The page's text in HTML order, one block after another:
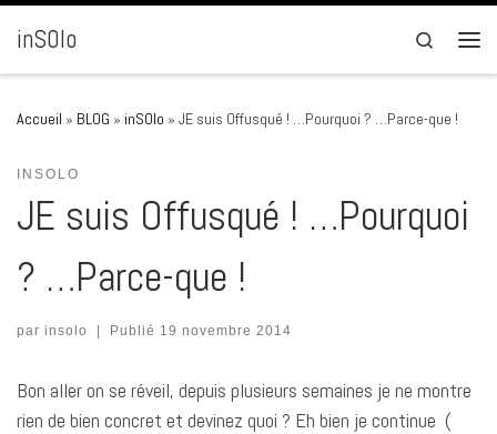
Passer au contenu
inSOlo
Search
Accueil » BLOG » inSOlo » JE suis Offusqué ! …Pourquoi ? …Parce-que !
INSOLO
JE suis Offusqué ! …Pourquoi
? …Parce-que !
par insolo | Publié 19 novembre 2014
Bon aller on se réveil, depuis plusieurs semaines je ne montre
rien de bien concret et devinez quoi ? Eh bien je continue (